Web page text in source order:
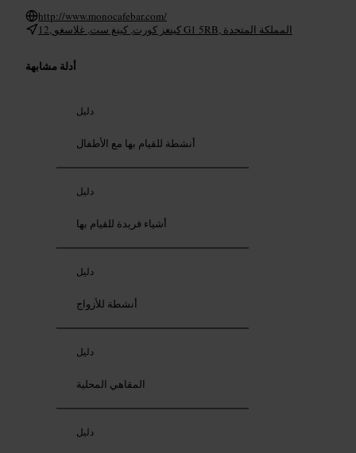
http://www.monocafebar.com/
12, كينغز كورت, كينغ ست, غلاسغو G1 5RB, المملكة المتحدة
أدلة مشابهة
دليل
أنشطة للقيام بها مع الأطفال
دليل
أشياء فريدة للقيام بها
دليل
أنشطة للأزواج
دليل
المقاهي المحلية
دليل